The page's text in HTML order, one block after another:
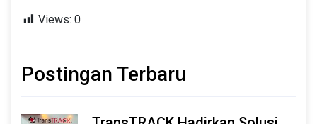
Views: 0
Postingan Terbaru